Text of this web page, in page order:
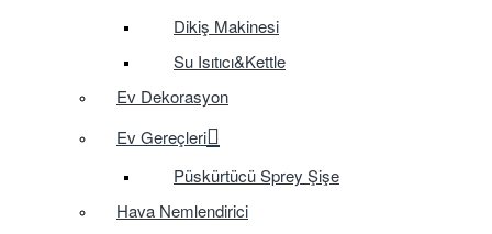
Dikiş Makinesi
Su Isıtıcı&Kettle
Ev Dekorasyon
Ev Gereçleri
Püskürtücü Sprey Şişe
Hava Nemlendirici